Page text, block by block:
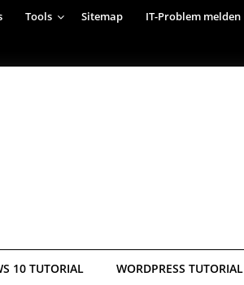
Tools Sitemap IT-Problem melden
10 TUTORIAL WORDPRESS TUTORIAL